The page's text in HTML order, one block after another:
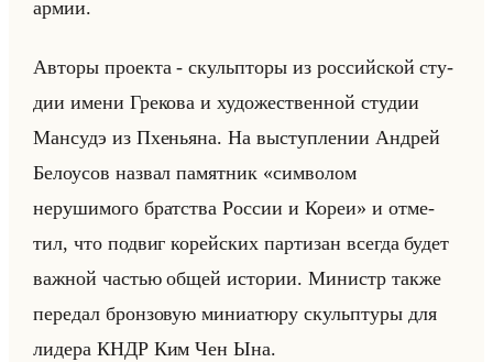
армии.
Ав­то­ры про­ек­та - скульпто­ры из рос­сийской сту­
дии имени Гре­ко­ва и ху­до­же­ствен­ной сту­дии
Ман­судэ из Пхе­нья­на. На вы­ступ­ле­нии Ан­дрей
Бе­ло­усов на­звал па­мят­ник «символом
нерушимого братства России и Кореи» и от­ме­
тил, что по­двиг ко­рейских пар­ти­зан все­гда будет
важ­ной ча­стью общей ис­то­рии. Ми­нистр также
пе­ре­дал брон­зо­вую ми­ни­атю­ру скульп­ту­ры для
ли­де­ра КНДР Ким Чен Ына.